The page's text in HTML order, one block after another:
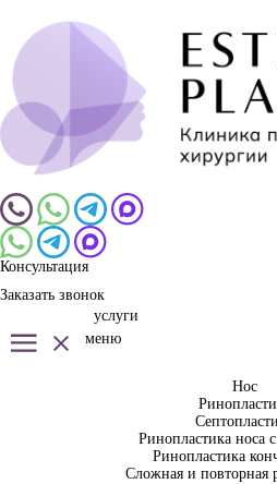
Консультация
Заказать звонок
услуги
меню
Нос
Ринопластика носа
Ринопластика
Сложная и повторная